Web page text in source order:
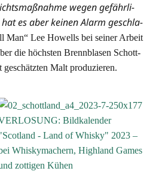
wegen gefähr­li­
es aber kei­nen Alarm geschla­
Man“ Lee Howells bei sei­ner Arbeit
die höchs­ten Brenn­bla­sen Schott­
Malt produzieren.